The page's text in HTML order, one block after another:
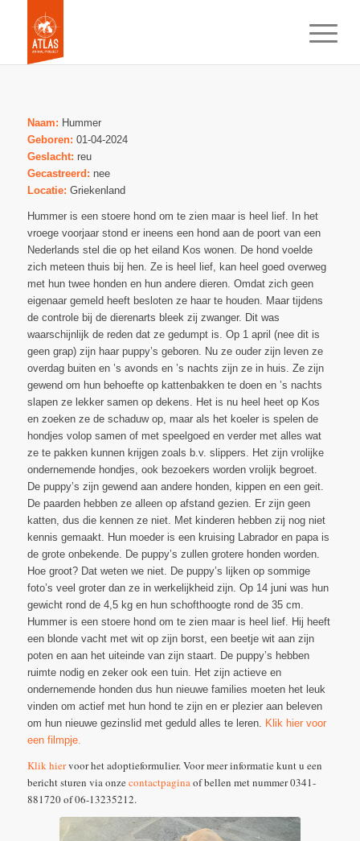
Naam: Hummer
Geboren: 01-04-2024
Geslacht: reu
Gecastreerd: nee
Locatie: Griekenland
Hummer is een stoere hond om te zien maar is heel lief. In het
vroege voorjaar stond er ineens een hond aan de poort van een
Nederlands stel die op het eiland Kos wonen. De hond voelde
zich meteen thuis bij hen. Ze is heel lief, kan heel goed overweg
met hun twee honden en hun andere dieren. Omdat zich geen
eigenaar gemeld heeft besloten ze haar te houden. Maar tijdens
de controle bij de dierenarts bleek zij zwanger. Dit was
waarschijnlijk de reden dat ze gedumpt is. Op 1 april (nee dit is
geen grap) zijn haar puppy’s geboren. Nu ze ouder zijn leven ze
overdag buiten en ’s avonds en ’s nachts zijn ze in huis. Ze zijn
gewend om hun behoefte op kattenbakken te doen en ’s nachts
slapen ze lekker samen op dekens. Het is nu heel heet op Kos
en zoeken ze de schaduw op, maar als het koeler is spelen de
hondjes volop samen of met speelgoed en verder met alles wat
ze te pakken kunnen krijgen zoals b.v. slippers. Het zijn vrolijke
ondernemende hondjes, ook bezoekers worden vrolijk begroet.
De puppy’s zijn gewend aan andere honden, kippen en een geit.
De paarden hebben ze alleen op afstand gezien. Er zijn geen
katten, dus die kennen ze niet. Met kinderen hebben zij nog niet
kennis gemaakt. Hun moeder is een kruising Labrador en papa is
de grote onbekende. De puppy’s zullen grotere honden worden.
Hoe groot? Dat weten we niet. De puppy’s lijken op sommige
foto’s veel groter dan ze in werkelijkheid zijn. Op 14 juni was hun
gewicht rond de 4,5 kg en hun schofthoogte rond de 35 cm.
Hummer is een stoere hond om te zien maar is heel lief. Hij heeft
een blonde vacht met wit op zijn borst, een beetje wit aan zijn
poten en aan het uiteinde van zijn staart. De puppy’s hebben
ruimte nodig en zeker ook een tuin. Het zijn actieve en
ondernemende honden dus hun nieuwe families moeten het leuk
vinden om actief met hun hond te zijn en er plezier aan beleven
om hun nieuwe gezinslid met geduld alles te leren. Klik hier voor
een filmpje.
Klik hiervoor het adoptieformulier. Voor meer informatie kunt u een
bericht sturen via onzecontactpaginaof bellen met nummer 0341-
881720 of 06-13235212.